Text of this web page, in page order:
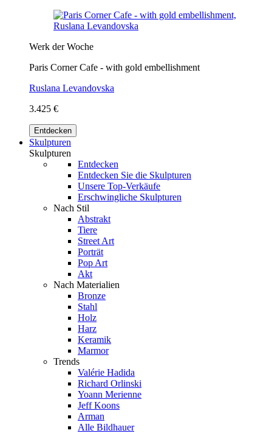
Werk der Woche
Paris Corner Cafe - with gold embellishment
Ruslana Levandovska
3.425 €
Entdecken
Skulpturen
Skulpturen
Entdecken
Entdecken Sie die Skulpturen
Unsere Top-Verkäufe
Erschwingliche Skulpturen
Nach Stil
Abstrakt
Tiere
Street Art
Porträt
Pop Art
Akt
Nach Materialien
Bronze
Stahl
Holz
Harz
Keramik
Marmor
Trends
Valérie Hadida
Richard Orlinski
Yoann Merienne
Jeff Koons
Arman
Alle Bildhauer